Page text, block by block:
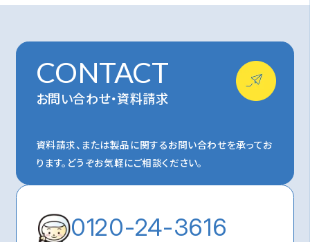
CONTACT
お問い合わせ・資料請求
資料請求、または製品に関するお問い合わせを承ってお
ります。 どうぞお気軽にご相談ください。
0120-24-3616